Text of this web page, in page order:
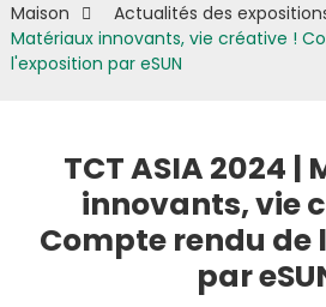
Maison Actualités des
Matériaux innovants, vie créative !
l'exposition par eSUN
TCT ASIA 2024
innovants, vie
Compte rendu de
par